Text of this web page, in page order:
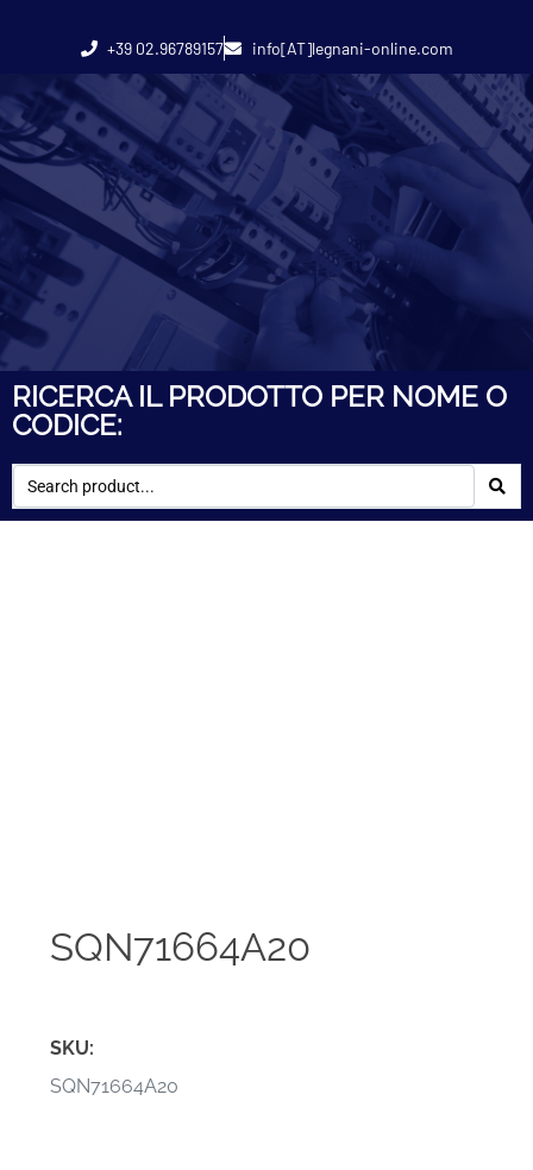
+39 02.96789157 info[AT]legnani-online.com
RICERCA IL PRODOTTO PER NOME O
CODICE:
SQN71664A20
SKU:
SQN71664A20